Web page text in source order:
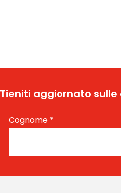
Tieniti aggiornato
Cognome *